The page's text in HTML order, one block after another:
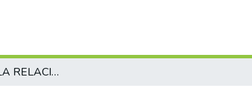
ANÁLISIS DE LA RELACIÓN DOCENTEDISCENTE EN LA ENSEÑANZA SUPERIOR CASO DE: LAS FACULTADES DE LAUNIVERSIAD DE TLEMCEN.